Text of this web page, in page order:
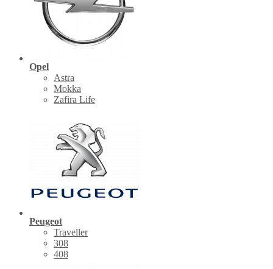
Opel
Astra
Mokka
Zafira Life
Peugeot
Traveller
308
408